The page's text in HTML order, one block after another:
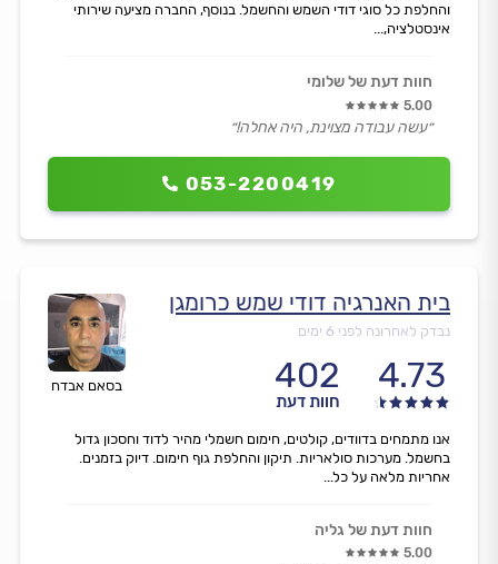
053-2200419
והחלפת כל סוגי דודי השמש והחשמל. בנוסף, החברה מציעה שירותי
אינסטלציה,...
חוות דעת של שלומי
5.00
״עשה עבודה מצוינת, היה אחלה!״
בסאם אבדח
בית האנרגיה דודי שמש כרומגן
נבדק לאחרונה לפני 6 ימים
4.73
402
חוות דעת
אנו מתמחים בדוודים, קולטים, חימום חשמלי מהיר לדוד וחסכון גדול
בחשמל. מערכות סולאריות. תיקון והחלפת גוף חימום. דיוק בזמנים.
אחריות מלאה על כל...
חוות דעת של גליה
5.00